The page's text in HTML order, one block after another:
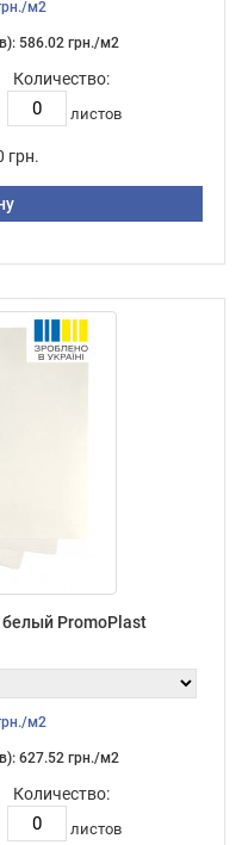
м2
586.02 грн./м2
Количество:
листов
грн.
PromoPlast
м2
627.52 грн./м2
Количество:
листов